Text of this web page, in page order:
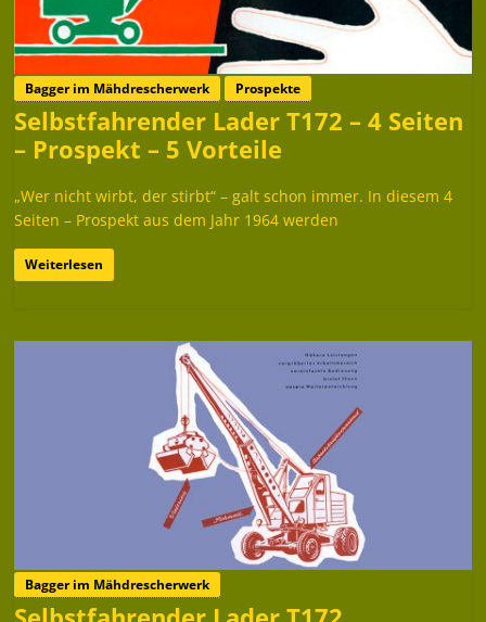
Bagger im Mähdrescherwerk Prospekte
Selbstfahrender Lader T172 – 4 Seiten
– Prospekt – 5 Vorteile
„Wer nicht wirbt, der stirbt“ – galt schon immer. In diesem 4
Seiten – Prospekt aus dem Jahr 1964 werden
Weiterlesen
Bagger im Mähdrescherwerk